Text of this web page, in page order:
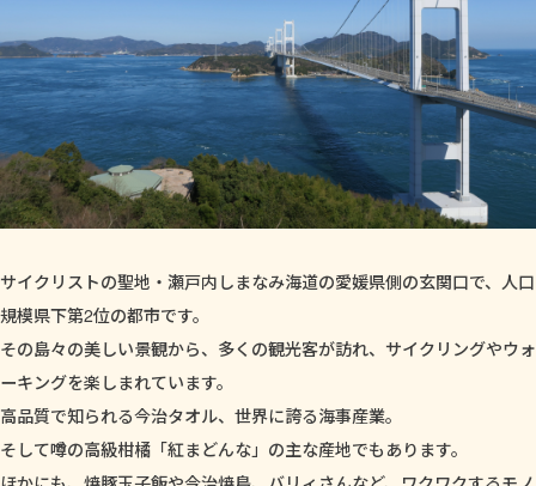
サイクリストの聖地・瀬戸内しまなみ海道の愛媛県側の玄関口で、人口
規模県下第2位の都市です。
その島々の美しい景観から、多くの観光客が訪れ、サイクリングやウォ
ーキングを楽しまれています。
高品質で知られる今治タオル、世界に誇る海事産業。
そして噂の高級柑橘「紅まどんな」の主な産地でもあります。